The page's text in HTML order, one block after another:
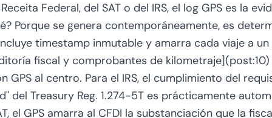
Federal, del SAT o del IRS, el log GPS es la
Porque se genera contemporáneamente, es
timestamp inmutable y amarra cada viaje a
fiscal y comprobantes de
GPS al centro. Para el IRS, el cumplimiento del
del Treasury Reg. 1.274-5T es prácticamente
el GPS amarra al CFDI la substanciación que la